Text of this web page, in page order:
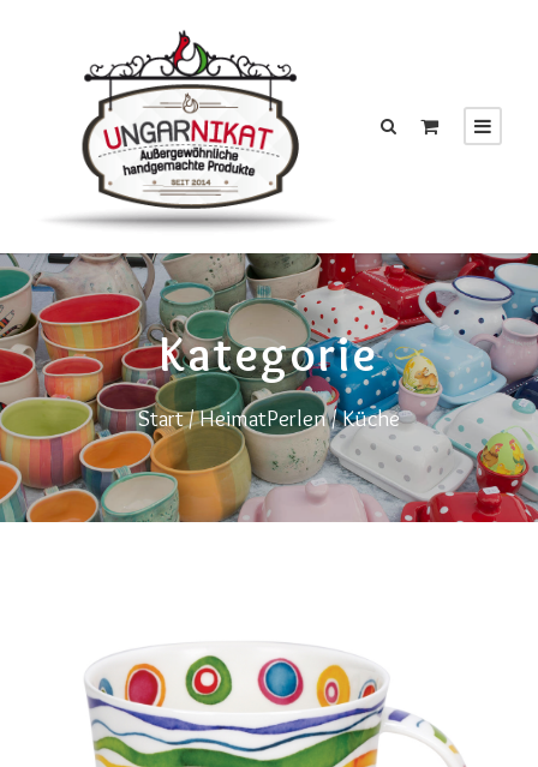
Kategorie
Start/HeimatPerlen/ Küche